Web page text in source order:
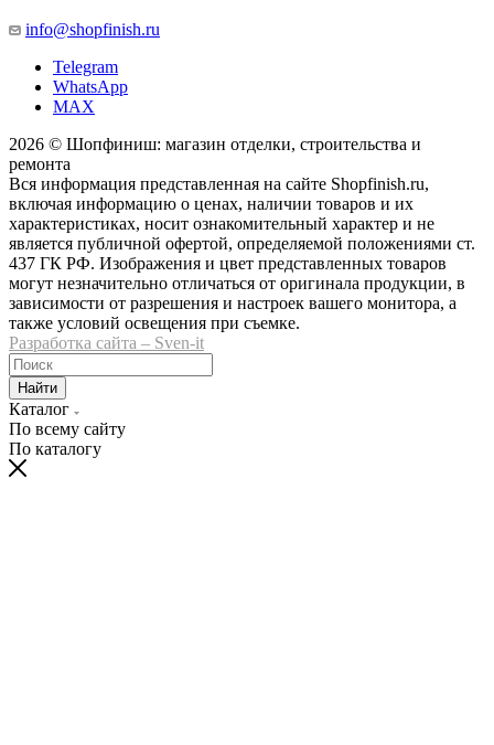
info@shopfinish.ru
Telegram
WhatsApp
MAX
2026 © Шопфиниш: магазин отделки, строительства и
ремонта
Вся информация представленная на сайте Shopfinish.ru,
включая информацию о ценах, наличии товаров и их
характеристиках, носит ознакомительный характер и не
является публичной офертой, определяемой положениями ст.
437 ГК РФ. Изображения и цвет представленных товаров
могут незначительно отличаться от оригинала продукции, в
зависимости от разрешения и настроек вашего монитора, а
также условий освещения при съемке.
Разработка сайта – Sven-it
Найти
Каталог
По всему сайту
По каталогу